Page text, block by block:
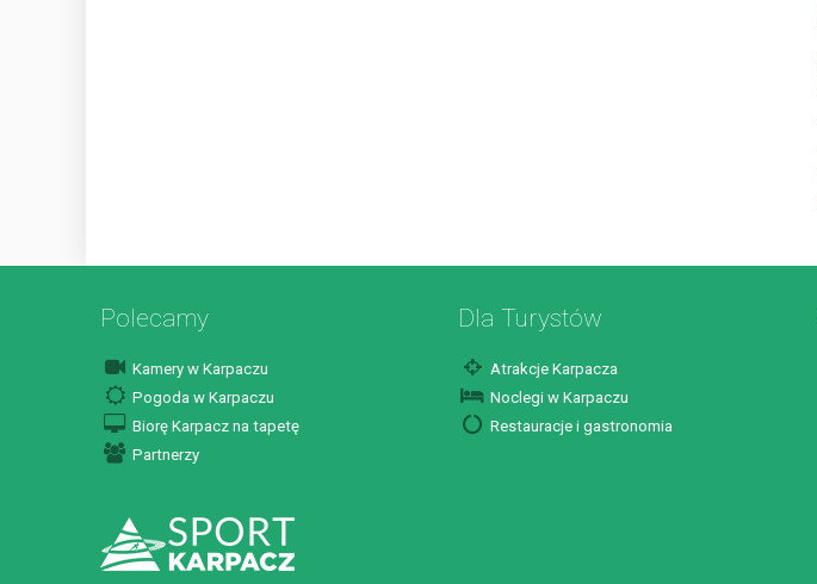
Polecamy
Kamery w Karpaczu
Pogoda w Karpaczu
Biorę Karpacz na tapetę
Partnerzy
Dla Turystów
Atrakcje Karpacza
Noclegi w Karpaczu
Restauracje i gastronomia